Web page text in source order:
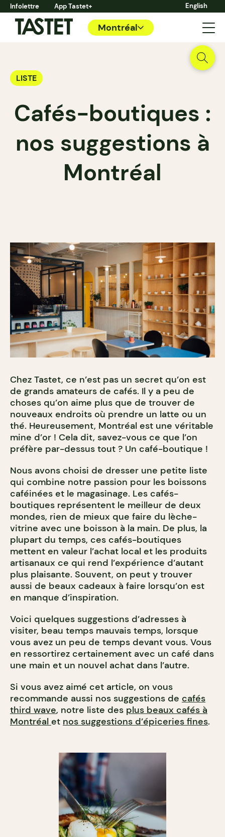
Infolettre App Tastet+ English
Montréal
LISTE
Cafés-boutiques :
nos suggestions à
Montréal
Chez Tastet, ce n’est pas un secret qu’on est
de grands amateurs de cafés. Il y a peu de
choses qu’on aime plus que de trouver de
nouveaux endroits où prendre un latte ou un
thé. Heureusement, Montréal est une véritable
mine d’or ! Cela dit, savez-vous ce que l’on
préfère par-dessus tout ? Un café-boutique !
Nous avons choisi de dresser une petite liste
qui combine notre passion pour les boissons
caféinées et le magasinage. Les cafés-
boutiques représentent le meilleur de deux
mondes, rien de mieux que faire du lèche-
vitrine avec une boisson à la main. De plus, la
plupart du temps, ces cafés-boutiques
mettent en valeur l’achat local et les produits
artisanaux ce qui rend l’expérience d’autant
plus plaisante. Souvent, on peut y trouver
aussi de beaux cadeaux à faire lorsqu’on est
en manque d’inspiration.
Voici quelques suggestions d’adresses à
visiter, beau temps mauvais temps, lorsque
vous avez un peu de temps devant vous. Vous
en ressortirez certainement avec un café dans
une main et un nouvel achat dans l’autre.
Si vous avez aimé cet article, on vous
recommande aussi nos suggestions de cafés
third wave, notre liste des plus beaux cafés à
Montréal et nos suggestions d’épiceries fines.